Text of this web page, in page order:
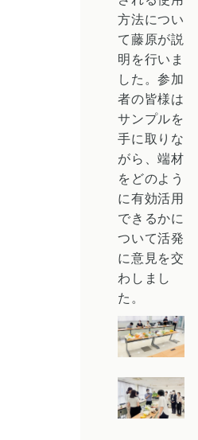
方法につい
て藤原が説
明を行いま
した。参加
者の皆様は
サンプルを
手に取りな
がら、端材
をどのよう
に有効活用
できるかに
ついて活発
に意見を交
わしまし
た。